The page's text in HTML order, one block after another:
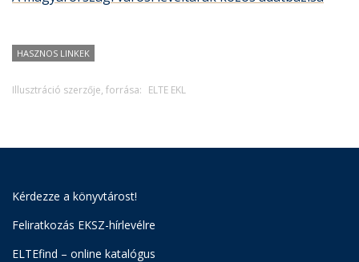
HASZNOS LINKEK
Illusztráció szerzője, forrása: ELTE EKL
Kérdezze a könyvtárost!
Feliratkozás EKSZ-hírlevélre
ELTEfind – online katalógus